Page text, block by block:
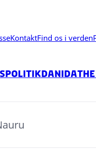
KontaktFind os i verden
Danida